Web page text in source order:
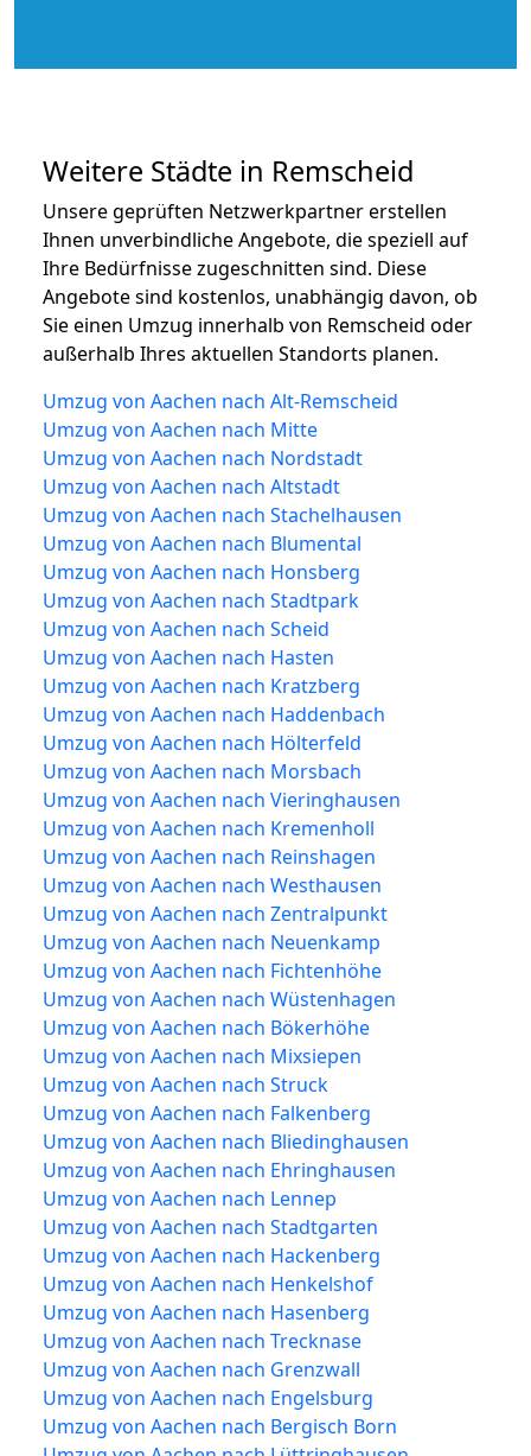
Weitere Städte in Remscheid
Unsere geprüften Netzwerkpartner erstellen
Ihnen unverbindliche Angebote, die speziell auf
Ihre Bedürfnisse zugeschnitten sind. Diese
Angebote sind kostenlos, unabhängig davon, ob
Sie einen Umzug innerhalb von Remscheid oder
außerhalb Ihres aktuellen Standorts planen.
Umzug von Aachen nach Alt-Remscheid
Umzug von Aachen nach Mitte
Umzug von Aachen nach Nordstadt
Umzug von Aachen nach Altstadt
Umzug von Aachen nach Stachelhausen
Umzug von Aachen nach Blumental
Umzug von Aachen nach Honsberg
Umzug von Aachen nach Stadtpark
Umzug von Aachen nach Scheid
Umzug von Aachen nach Hasten
Umzug von Aachen nach Kratzberg
Umzug von Aachen nach Haddenbach
Umzug von Aachen nach Hölterfeld
Umzug von Aachen nach Morsbach
Umzug von Aachen nach Vieringhausen
Umzug von Aachen nach Kremenholl
Umzug von Aachen nach Reinshagen
Umzug von Aachen nach Westhausen
Umzug von Aachen nach Zentralpunkt
Umzug von Aachen nach Neuenkamp
Umzug von Aachen nach Fichtenhöhe
Umzug von Aachen nach Wüstenhagen
Umzug von Aachen nach Bökerhöhe
Umzug von Aachen nach Mixsiepen
Umzug von Aachen nach Struck
Umzug von Aachen nach Falkenberg
Umzug von Aachen nach Bliedinghausen
Umzug von Aachen nach Ehringhausen
Umzug von Aachen nach Lennep
Umzug von Aachen nach Stadtgarten
Umzug von Aachen nach Hackenberg
Umzug von Aachen nach Henkelshof
Umzug von Aachen nach Hasenberg
Umzug von Aachen nach Trecknase
Umzug von Aachen nach Grenzwall
Umzug von Aachen nach Engelsburg
Umzug von Aachen nach Bergisch Born